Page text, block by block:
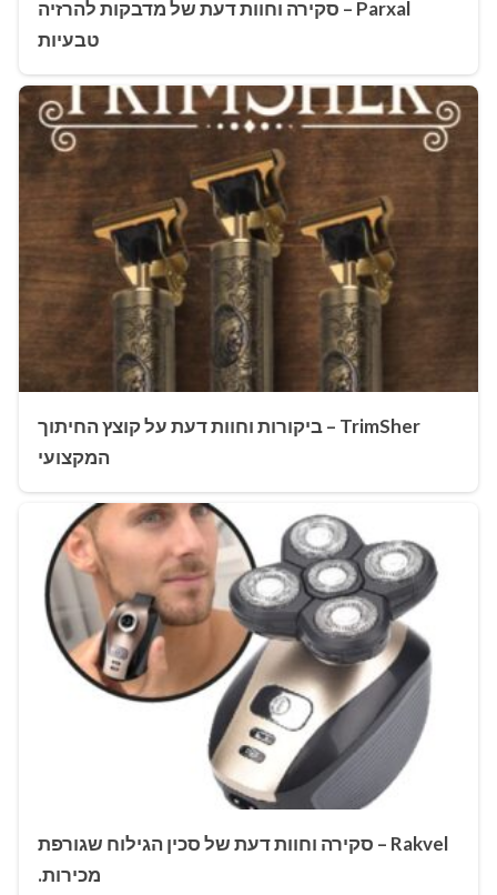
Parxal – סקירה וחוות דעת של מדבקות להרזיה
טבעיות
TrimSher – ביקורות וחוות דעת על קוצץ החיתוך
המקצועי
Rakvel – סקירה וחוות דעת של סכין הגילוח שגורפת
מכירות.